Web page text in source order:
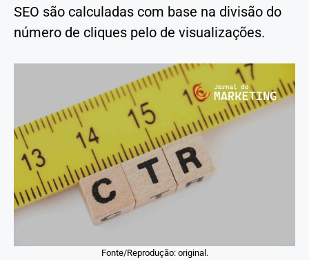
SEO são calculadas com base na divisão do
número de cliques pelo de visualizações.
Fonte/Reprodução: original.